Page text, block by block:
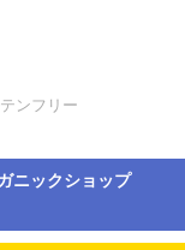
ンフリー
ニックショップ